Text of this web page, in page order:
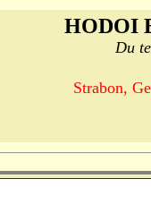
HODOI
Du
Strabon,